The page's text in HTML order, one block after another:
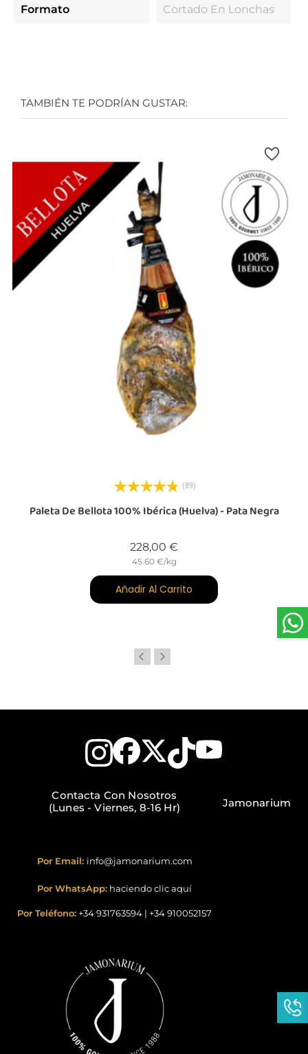
Formato Cortado En Lonchas
TAMBIÉN TE PODRÍAN GUSTAR:
(89)
Paleta De Bellota 100% Ibérica (Huelva) - Pata Negra
228,00 €
45.60 €/kg
Añadir Al Carrito
Contacta Con Nosotros
(Lunes - Viernes, 8-16 Hr)
Por Email: info@jamonarium.com
Por WhatsApp: haciendo clic aquí
Por Teléfono: +34 931763594 | +34 910052157
Jamonarium